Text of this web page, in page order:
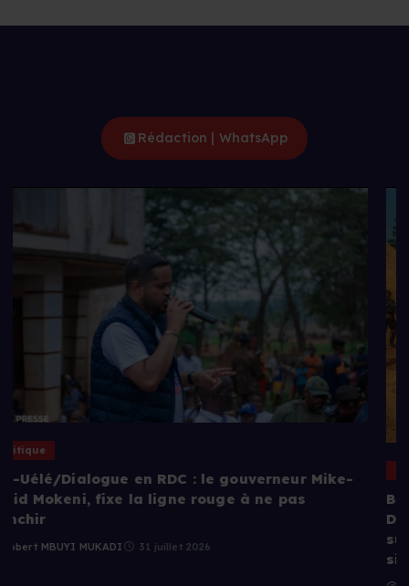
Rédaction | WhatsApp
Politique
Bas-Uélé/Itinérance à Poko : le gouverneur Mike-
David Mokeni Amisi constate le respect de la
suspension des activités minières illégales sur le